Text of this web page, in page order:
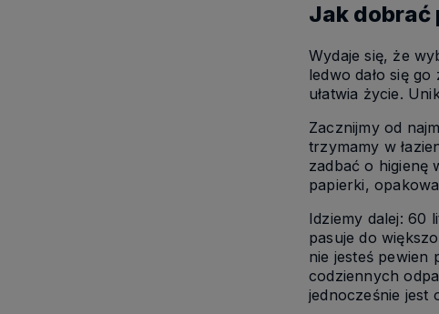
Jak dobrać
Wydaje się, że
ledwo dało się
ułatwia życie.
Zacznijmy od
trzymamy w
zadbać o higienę
papierki,
Idziemy dalej: 60
pasuje do
nie jesteś pewien
codziennych
jednocześnie jest